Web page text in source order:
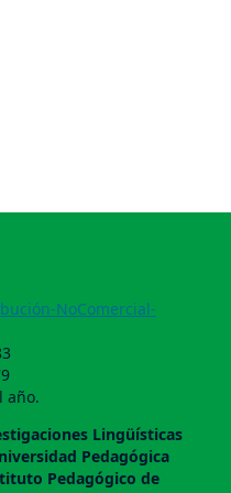
NoComercial-
año.
Lingüí­sticas
Pedagógica
Pedagógico de